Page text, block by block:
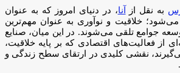
به نقل از آنا، در دنیای امروز که به عنوان
خلاقیت و نوآوری به عنوان مهم‌ترین
جوامع تلقی می‌شوند. در این میان، صنایع
از فعالیت‌های اقتصادی که بر پایه خلاقیت،
نقشی کلیدی در ارتقای سطح زندگی و